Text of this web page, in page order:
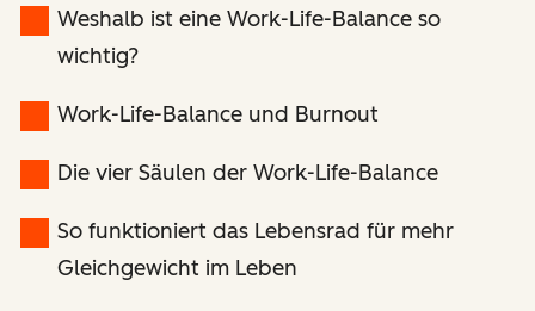
Weshalb ist eine Work-Life-Balance so
wichtig?
Work-Life-Balance und Burnout
Die vier Säulen der Work-Life-Balance
So funktioniert das Lebensrad für mehr
Gleichgewicht im Leben